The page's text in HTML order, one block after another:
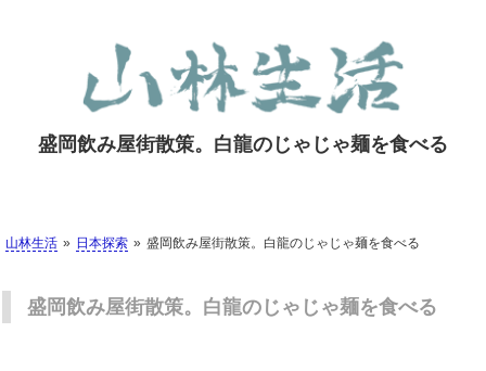
盛岡飲み屋街散策。白龍のじゃじゃ麺を食べる
山林生活 日本探索 盛岡飲み屋街散策。白龍のじゃじゃ麺を食べる
盛岡飲み屋街散策。白龍のじゃじゃ麺を食べる